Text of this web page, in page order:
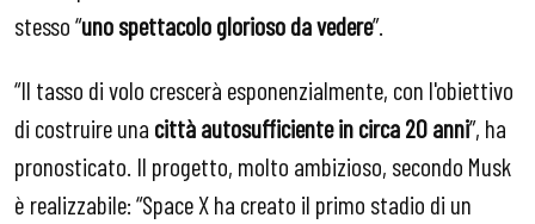
stesso “uno spettacolo glorioso da vedere”.
“Il tasso di volo crescerà esponenzialmente, con l'obiettivo
di costruire una città autosufficiente in circa 20 anni”, ha
pronosticato. Il progetto, molto ambizioso, secondo Musk
è realizzabile: “Space X ha creato il primo stadio di un